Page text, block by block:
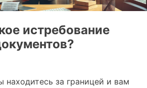
истребование
находитесь за границей и вам